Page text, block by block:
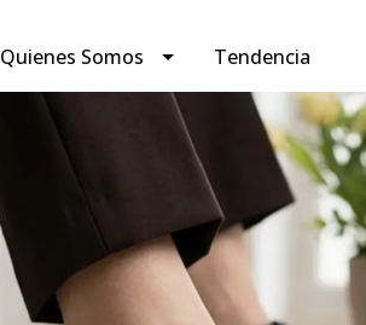
Quienes Somos Tendencia